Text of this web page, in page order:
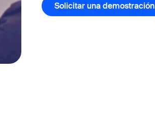
Solicitar una demostración